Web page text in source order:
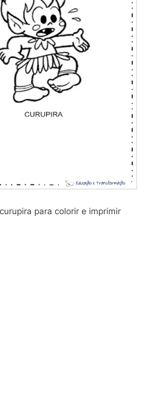
para colorir e imprimir